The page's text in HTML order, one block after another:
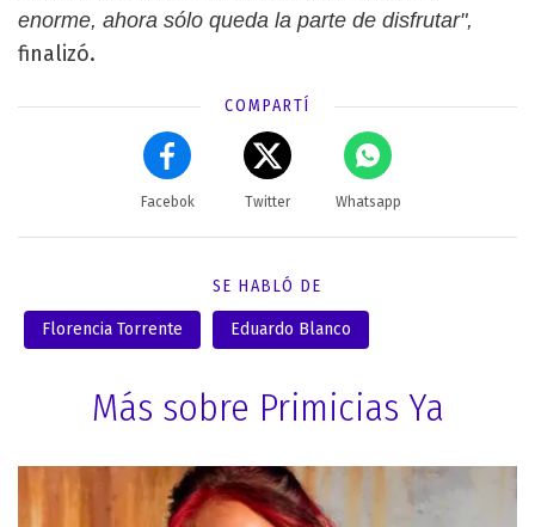
enorme, ahora sólo queda la parte de disfrutar",
finalizó.
COMPARTÍ
Facebok Twitter Whatsapp
SE HABLÓ DE
Florencia Torrente Eduardo Blanco
Más sobre Primicias Ya